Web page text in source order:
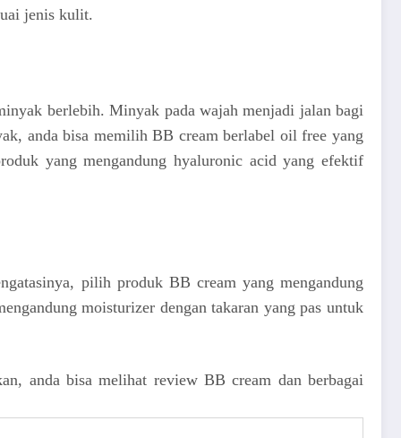
jenis kulit.
berlebih. Minyak pada wajah menjadi jalan bagi
anda bisa memilih BB cream berlabel oil free yang
yang mengandung hyaluronic acid yang efektif
pilih produk BB cream yang mengandung
moisturizer dengan takaran yang pas untuk
anda bisa melihat review BB cream dan berbagai